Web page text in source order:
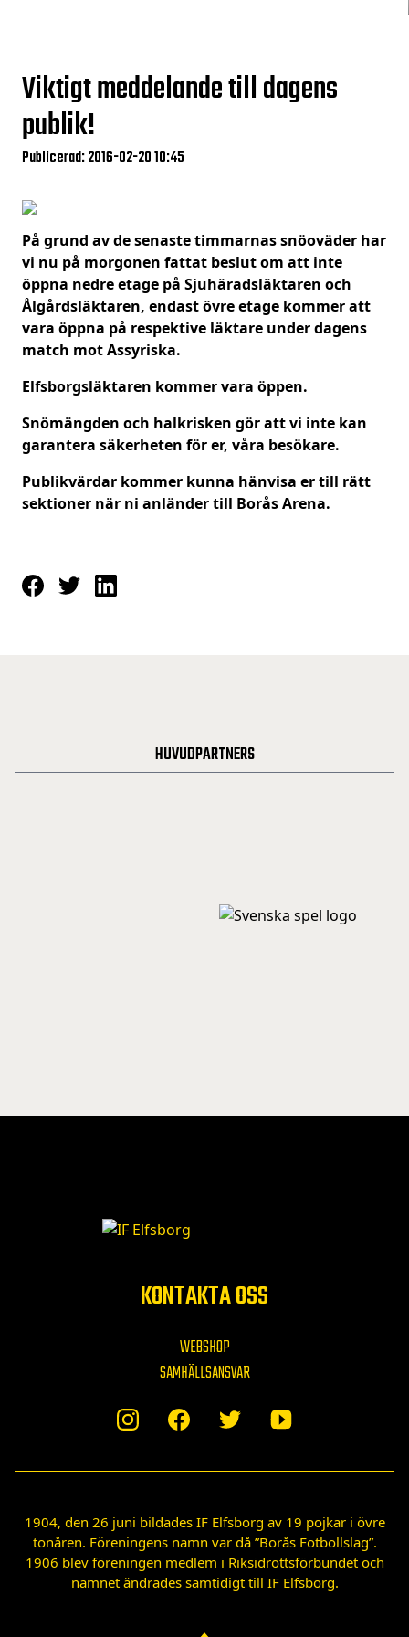
Viktigt meddelande till dagens
publik!
Publicerad: 2016-02-20 10:45
På grund av de senaste timmarnas snöoväder har
vi nu på morgonen fattat beslut om att inte
öppna nedre etage på Sjuhäradsläktaren och
Ålgårdsläktaren, endast övre etage kommer att
vara öppna på respektive läktare under dagens
match mot Assyriska.
Elfsborgsläktaren kommer vara öppen.
Snömängden och halkrisken gör att vi inte kan
garantera säkerheten för er, våra besökare.
Publikvärdar kommer kunna hänvisa er till rätt
sektioner när ni anländer till Borås Arena.
HUVUDPARTNERS
KONTAKTA OSS
WEBSHOP
SAMHÄLLSANSVAR
1904, den 26 juni bildades IF Elfsborg av 19 pojkar i övre
tonåren. Föreningens namn var då ”Borås Fotbollslag”.
1906 blev föreningen medlem i Riksidrottsförbundet och
namnet ändrades samtidigt till IF Elfsborg.